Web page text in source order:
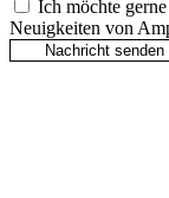
Ich möchte
Neuigkeiten von